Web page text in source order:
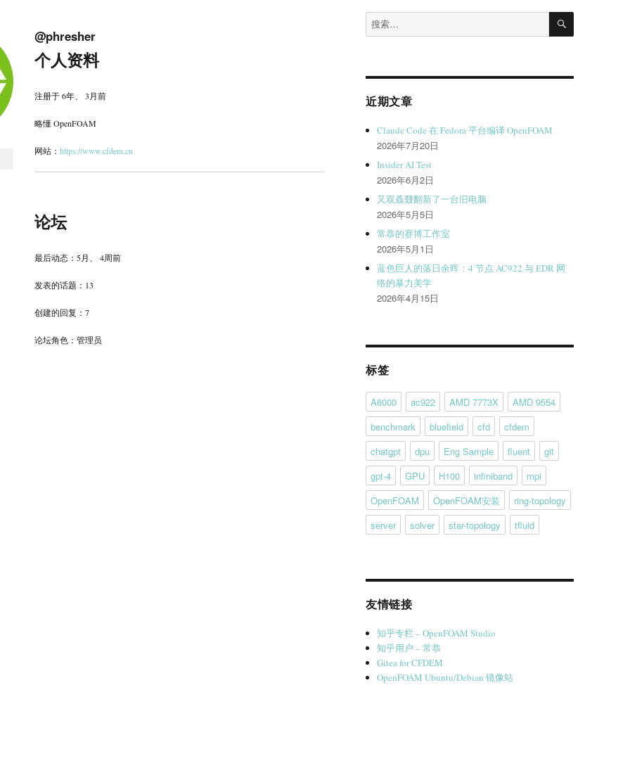
@phresher
个人资料
注册于 6年、 3月前
略懂 OpenFOAM
网站： https://www.cfdem.cn
论坛
最后动态：5月、 4周前
发表的话题：13
创建的回复：7
论坛角色：管理员
搜
索：
搜
近期文章
Claude Code 在 Fedora 平台编译 OpenFOAM
2026年7月20日
Insider AI Test
2026年6月2日
又双叒叕翻新了一台旧电脑
2026年5月5日
常恭的赛博工作室
2026年5月1日
蓝色巨人的落日余晖：4 节点 AC922 与 EDR 网
络的暴力美学
2026年4月15日
标签
A6000 ac922 AMD 7773X
AMD 9554
benchmark
bluefield cfd
cfdem
chatgpt
dpu Eng Sample fluent
git
gpt-4
GPU H100 infiniband
mpi
OpenFOAM
OpenFOAM安装
ring-topology
server
solver star-topology tfluid
友情链接
知乎专栏 – OpenFOAM Studio
知乎用户 – 常恭
Gitea for CFDEM
OpenFOAM Ubuntu/Debian 镜像站